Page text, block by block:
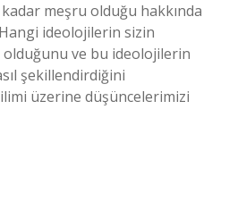
meşru olduğu hakkında
ideolojilerin sizin
ve bu ideolojilerin
şekillendirdiğini
üzerine düşüncelerimizi